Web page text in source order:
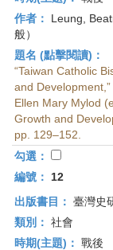
作者：
Leung,
般）
題名 (點擊閱讀)：
“Taiwan Catholic
and
Ellen Mary Mylod
Growth and
pp. 129–152.
勾選：
編號：
12
出版書目： 臺灣史
類別： 社會
時期(主題)： 戰後